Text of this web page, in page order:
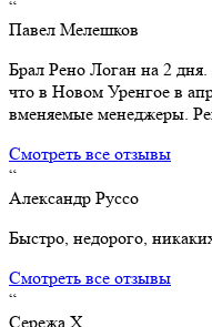
“
Павел Мелешков
Брал Рено Логан на 2
что в Новом Уренгое в
вменяемые менеджеры.
Смотреть все отзывы
“
Александр Руссо
Быстро, недорого,
Смотреть все отзывы
“
Сережа Х.